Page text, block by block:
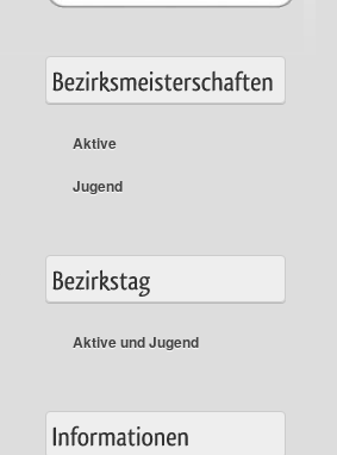
Aktive
Jugend
Aktive und Jugend